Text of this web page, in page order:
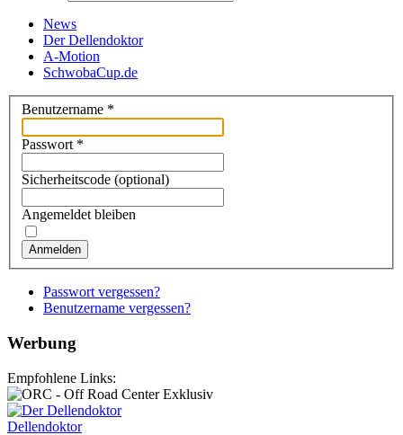
News
Der Dellendoktor
A-Motion
SchwobaCup.de
Benutzername *
Passwort*
Sicherheitscode (optional)
Angemeldet bleiben
Anmelden
Passwort vergessen?
Benutzername vergessen?
Werbung
Empfohlene Links:
Dellendoktor